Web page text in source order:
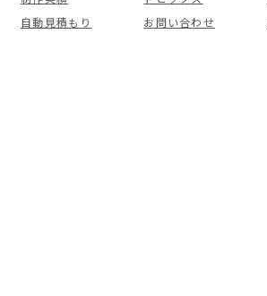
自動見積もり
お問い合わせ